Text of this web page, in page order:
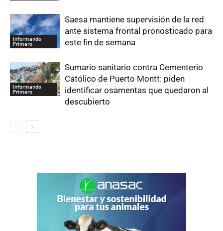
Informando
Primero
Saesa mantiene supervisión de la red
ante sistema frontal pronosticado para
este fin de semana
Informando
Primero
Sumario sanitario contra Cementerio
Católico de Puerto Montt: piden
identificar osamentas que quedaron al
descubierto